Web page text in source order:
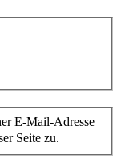
E-Mail-Adresse
Seite zu.